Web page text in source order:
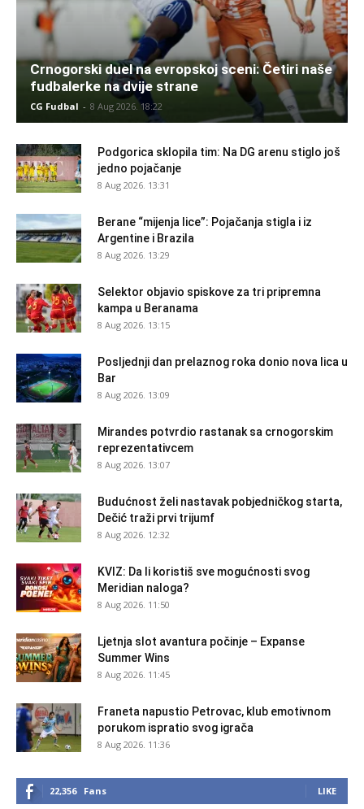
Crnogorski duel na evropskoj sceni: Četiri naše
fudbalerke na dvije strane
CG Fudbal - 8 Aug 2026. 18:22
Podgorica sklopila tim: Na DG arenu stiglo još
jedno pojačanje
8 Aug 2026. 13:31
Berane “mijenja lice”: Pojačanja stigla i iz
Argentine i Brazila
8 Aug 2026. 13:29
Selektor objavio spiskove za tri pripremna
kampa u Beranama
8 Aug 2026. 13:15
Posljednji dan prelaznog roka donio nova lica u
Bar
8 Aug 2026. 13:09
Mirandes potvrdio rastanak sa crnogorskim
reprezentativcem
8 Aug 2026. 13:07
Budućnost želi nastavak pobjedničkog starta,
Dečić traži prvi trijumf
8 Aug 2026. 12:32
KVIZ: Da li koristiš sve mogućnosti svog
Meridian naloga?
8 Aug 2026. 11:50
Ljetnja slot avantura počinje – Expanse
Summer Wins
8 Aug 2026. 11:45
Franeta napustio Petrovac, klub emotivnom
porukom ispratio svog igrača
8 Aug 2026. 11:36
22,356 Fans LIKE